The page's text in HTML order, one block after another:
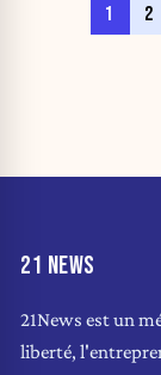
1 2
21 NEWS
21News est un
liberté,